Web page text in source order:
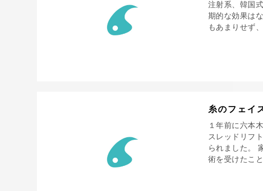
注射系、韓国
期的な効果は
もあまりせず
糸のフェイ
１年前に六本
スレッドリフ
られました。
術を受けたこ